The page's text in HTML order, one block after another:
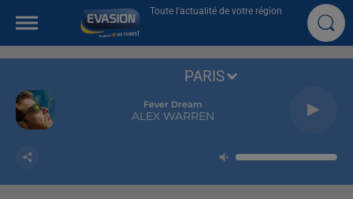
Toute l'actualité de votre région
Fever Dream
ALEX WARREN
PARIS